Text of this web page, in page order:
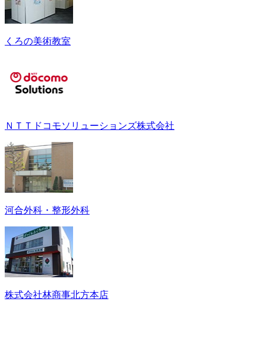
くろの美術教室
ＮＴＴドコモソリューションズ株式会社
河合外科・整形外科
株式会社林商事北方本店